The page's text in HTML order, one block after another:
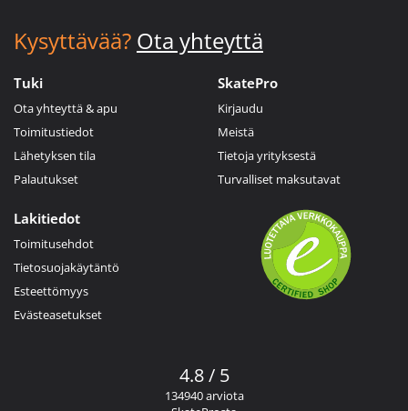
Kysyttävää? Ota yhteyttä
Tuki
Ota yhteyttä & apu
Toimitustiedot
Lähetyksen tila
Palautukset
SkatePro
Kirjaudu
Meistä
Tietoja yrityksestä
Turvalliset maksutavat
Lakitiedot
Toimitusehdot
Tietosuojakäytäntö
Esteettömyys
Evästeasetukset
4.8 / 5
134940 arviota